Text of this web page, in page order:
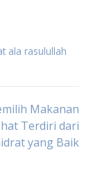
ala rasulullah
Makanan
Terdiri dari
yang Baik